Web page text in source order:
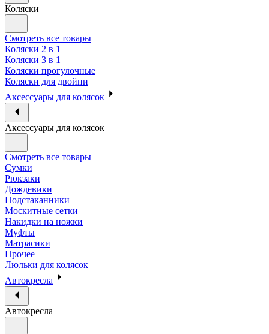
Коляски
Смотреть все товары
Коляски 2 в 1
Коляски 3 в 1
Коляски прогулочные
Коляски для двойни
Аксессуары для колясок
Аксессуары для колясок
Смотреть все товары
Сумки
Рюкзаки
Дождевики
Подстаканники
Москитные сетки
Накидки на ножки
Муфты
Матрасики
Прочее
Люльки для колясок
Автокресла
Автокресла